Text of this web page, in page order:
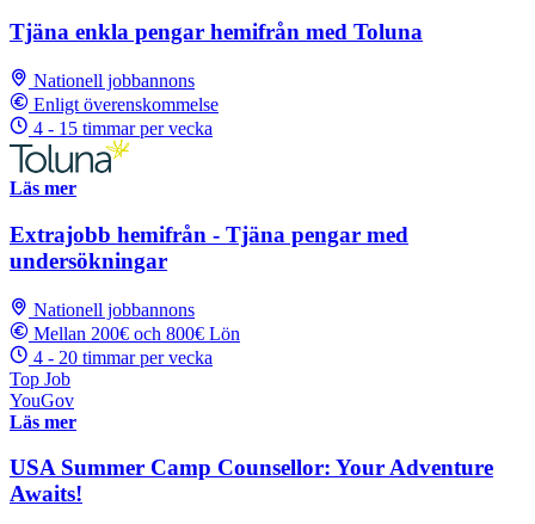
Tjäna enkla pengar hemifrån med Toluna
Nationell jobbannons
Enligt överenskommelse
4 - 15 timmar per vecka
Läs mer
Extrajobb hemifrån - Tjäna pengar med
undersökningar
Nationell jobbannons
Mellan 200€ och 800€ Lön
4 - 20 timmar per vecka
Top Job
YouGov
Läs mer
USA Summer Camp Counsellor: Your Adventure
Awaits!